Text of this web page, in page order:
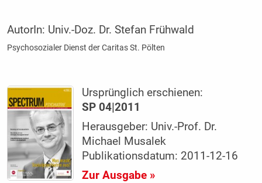
AutorIn: Univ.-Doz. Dr. Stefan Frühwald
Psychosozialer Dienst der Caritas St. Pölten
Ursprünglich erschienen:
SP 04|2011
Herausgeber: Univ.-Prof. Dr.
Michael Musalek
Publikationsdatum: 2011-12-16
Zur Ausgabe »